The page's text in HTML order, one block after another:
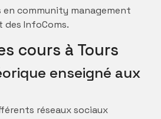
en community management
des InfoComs.
cours à Tours
enseigné aux
réseaux sociaux